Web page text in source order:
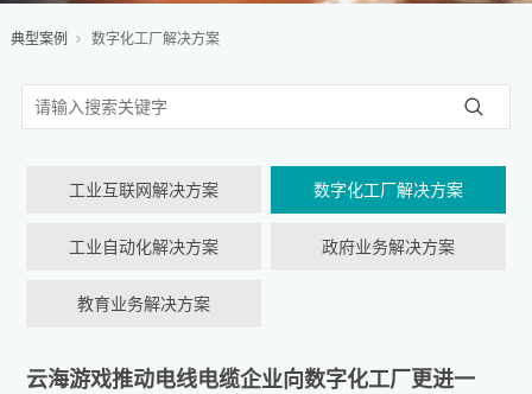
典型案例 数字化工厂解决方案
工业互联网解决方案 数字化工厂解决方案
工业自动化解决方案 政府业务解决方案
教育业务解决方案
云海游戏推动电线电缆企业向数字化工厂更进一